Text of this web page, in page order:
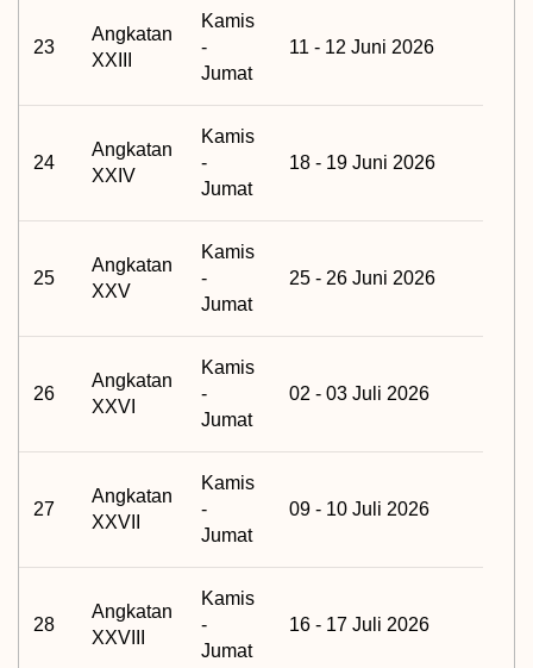
23
Angkatan
XXIII
Kamis
-
Jumat
11 - 12 Juni 2026
24
Angkatan
XXIV
Kamis
-
Jumat
18 - 19 Juni 2026
25
Angkatan
XXV
Kamis
-
Jumat
25 - 26 Juni 2026
26
Angkatan
XXVI
Kamis
-
Jumat
02 - 03 Juli 2026
27
Angkatan
XXVII
Kamis
-
Jumat
09 - 10 Juli 2026
28
Angkatan
XXVIII
Kamis
-
Jumat
16 - 17 Juli 2026